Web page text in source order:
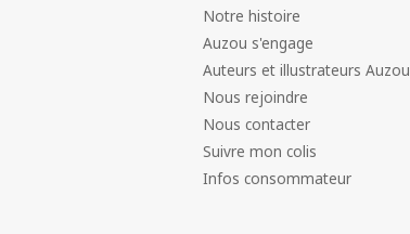
Notre histoire
Auzou s'engage
Auteurs et illustrateurs Auzou
Nous rejoindre
Nous contacter
Suivre mon colis
Infos consommateur